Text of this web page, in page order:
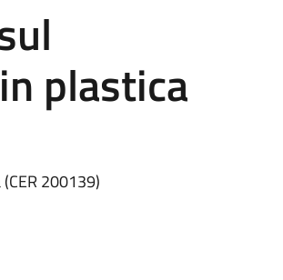
plastica
200139)